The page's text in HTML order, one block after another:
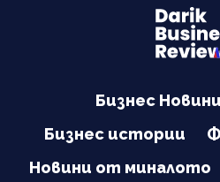
Бизнес Новини
Бизнес истории
Новини от миналото